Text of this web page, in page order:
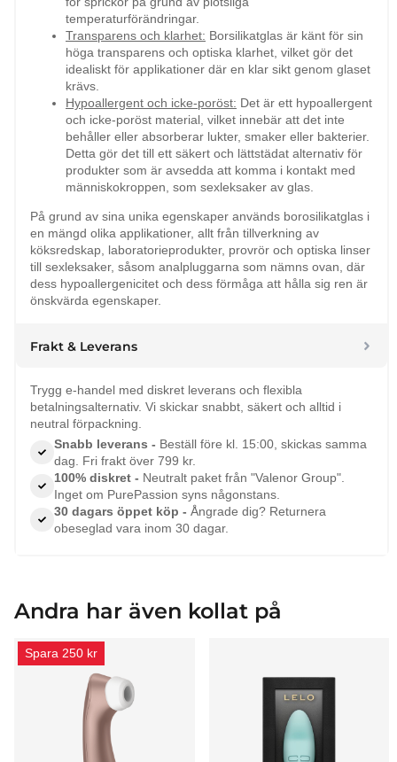
temperaturförändringar.
Transparens och klarhet: Borsilikatglas är känt för sin
höga transparens och optiska klarhet, vilket gör det
idealiskt för applikationer där en klar sikt genom glaset
krävs.
Hypoallergent och icke-poröst: Det är ett hypoallergent
och icke-poröst material, vilket innebär att det inte
behåller eller absorberar lukter, smaker eller bakterier.
Detta gör det till ett säkert och lättstädat alternativ för
produkter som är avsedda att komma i kontakt med
människokroppen, som sexleksaker av glas.
På grund av sina unika egenskaper används borosilikatglas i
en mängd olika applikationer, allt från tillverkning av
köksredskap, laboratorieprodukter, provrör och optiska linser
till sexleksaker, såsom analpluggarna som nämns ovan, där
dess hypoallergenicitet och dess förmåga att hålla sig ren är
önskvärda egenskaper.
Frakt & Leverans
Trygg e-handel med diskret leverans och flexibla
betalningsalternativ. Vi skickar snabbt, säkert och alltid i
neutral förpackning.
Snabb leverans - Beställ före kl. 15:00, skickas samma
dag. Fri frakt över 799 kr.
100% diskret - Neutralt paket från "Valenor Group".
Inget om PurePassion syns någonstans.
30 dagars öppet köp - Ångrade dig? Returnera
obeseglad vara inom 30 dagar.
Andra har även kollat på
Spara 250 kr